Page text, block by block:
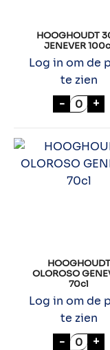
HOOGHOUDT
JENEVER
Log in om de
te zien
-
+
HOOGHOUDT
OLOROSO
70cl
Log in om de
te zien
-
+